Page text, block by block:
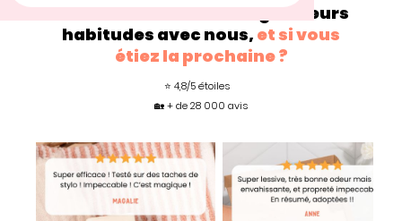
+200 000familles changent leurs
habitudes avec nous, et si vous
étiez la prochaine ?
⭐ 4,8/5 étoiles
🏡 + de 28 000 avis